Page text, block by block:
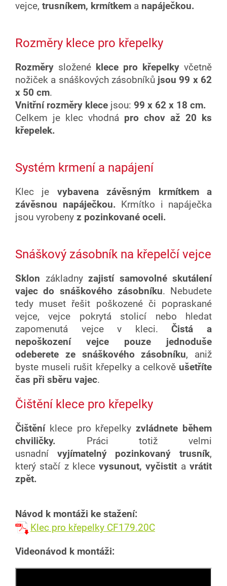
vejce, trusníkem, krmítkem a napáječkou.
Rozměry klece pro křepelky
Rozměry složené klece pro křepelky včetně
nožiček a snáškových zásobníků jsou 99 x 62
x 50 cm.
Vnitřní rozměry klece jsou: 99 x 62 x 18 cm.
Celkem je klec vhodná pro chov až 20 ks
křepelek.
Systém krmení a napájení
Klec je vybavena závěsným krmítkem a
závěsnou napáječkou.
Krmítko i napáječka
jsou vyrobeny z pozinkované oceli.
Snáškový zásobník na křepelčí vejce
Sklon základny zajistí samovolné skutálení
vajec do snáškového zásobníku. Nebudete
tedy muset řešit poškozené či popraskané
vejce, vejce pokrytá stolicí nebo hledat
zapomenutá vejce v kleci.Čistá a
nepoškození vejce pouze jednoduše
odeberete ze snáškového zásobníku, aniž
byste museli rušit křepelky a celkově ušetříte
čas při sběru vajec.
Čištění klece pro křepelky
Čištění klece pro křepelkyzvládnete během
chviličky.
Práci totiž velmi
usnadní
vyjímatelný pozinkovaný trusník,
který stačí z klece vysunout, vyčistit a vrátit
zpět.
Návod k montáži ke stažení:
Klec pro křepelky CF179.20C
Videonávod k montáži: